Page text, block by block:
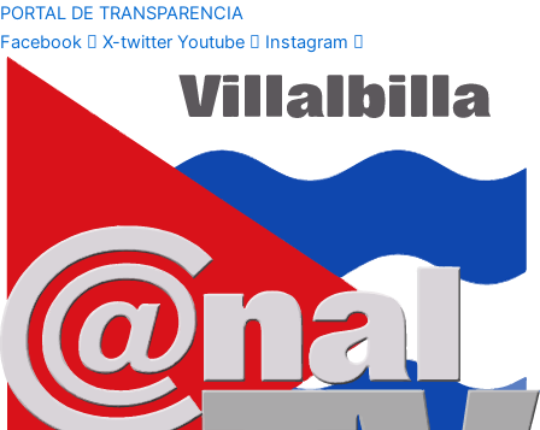
PORTAL DE TRANSPARENCIA
Facebook
X-twitter Youtube Instagram